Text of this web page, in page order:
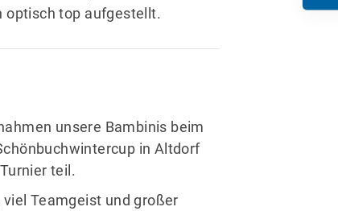
top aufgestellt.
unsere Bambinis beim
in Altdorf
teil.
Teamgeist und großer